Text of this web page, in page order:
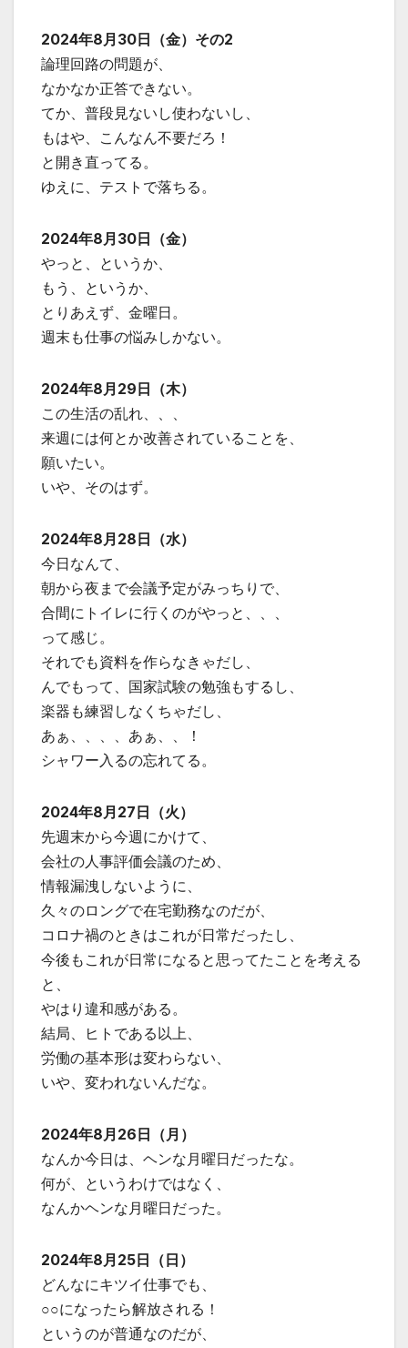
2024年8月30日（金）その2
論理回路の問題が、
なかなか正答できない。
てか、普段見ないし使わないし、
もはや、こんなん不要だろ！
と開き直ってる。
ゆえに、テストで落ちる。
2024年8月30日（金）
やっと、というか、
もう、というか、
とりあえず、金曜日。
週末も仕事の悩みしかない。
2024年8月29日（木）
この生活の乱れ、、、
来週には何とか改善されていることを、
願いたい。
いや、そのはず。
2024年8月28日（水）
今日なんて、
朝から夜まで会議予定がみっちりで、
合間にトイレに行くのがやっと、、、
って感じ。
それでも資料を作らなきゃだし、
んでもって、国家試験の勉強もするし、
楽器も練習しなくちゃだし、
あぁ、、、、あぁ、、！
シャワー入るの忘れてる。
2024年8月27日（火）
先週末から今週にかけて、
会社の人事評価会議のため、
情報漏洩しないように、
久々のロングで在宅勤務なのだが、
コロナ禍のときはこれが日常だったし、
今後もこれが日常になると思ってたことを考える
と、
やはり違和感がある。
結局、ヒトである以上、
労働の基本形は変わらない、
いや、変われないんだな。
2024年8月26日（月）
なんか今日は、ヘンな月曜日だったな。
何が、というわけではなく、
なんかヘンな月曜日だった。
2024年8月25日（日）
どんなにキツイ仕事でも、
○○になったら解放される！
というのが普通なのだが、